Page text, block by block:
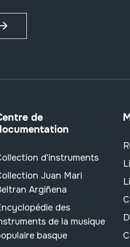
de
d'instruments
Juan Mari
Argiñena
des
de la musique
basque